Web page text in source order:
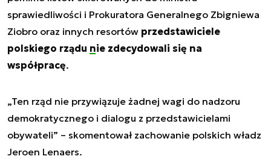
sprawiedliwości i Prokuratora Generalnego Zbigniewa
Ziobro oraz innych resortów przedstawiciele
polskiego rządu nie zdecydowali się na
współpracę.
„Ten rząd nie przywiązuje żadnej wagi do nadzoru
demokratycznego i dialogu z przedstawicielami
obywateli” – skomentował zachowanie polskich władz
Jeroen Lenaers.